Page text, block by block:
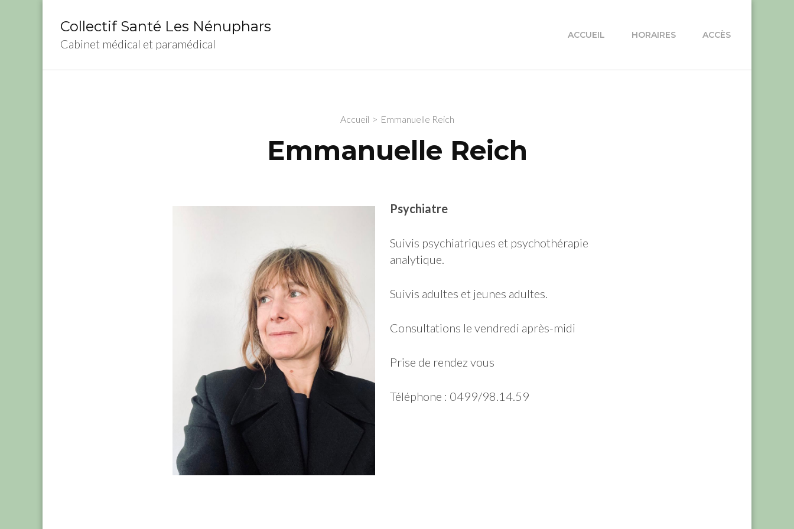
contenu
Entrée)
Collectif Santé Les Nénuphars
Cabinet médical et paramédical
ACCUEIL HORAIRES ACCÈS
Accueil > Emmanuelle Reich
Emmanuelle Reich
Psychiatre
Suivis psychiatriques et psychothérapie
analytique.
Suivis adultes et jeunes adultes.
Consultations le vendredi après-midi
Prise de rendez vous
Téléphone : 0499/98.14.59